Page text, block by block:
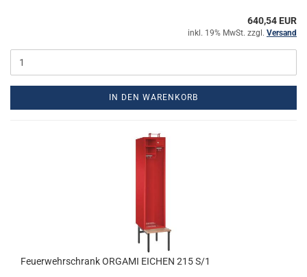
640,54 EUR
inkl. 19% MwSt. zzgl. Versand
IN DEN WARENKORB
Feu­er­wehr­schrank OR­GA­MI EI­CHEN 215 S/1